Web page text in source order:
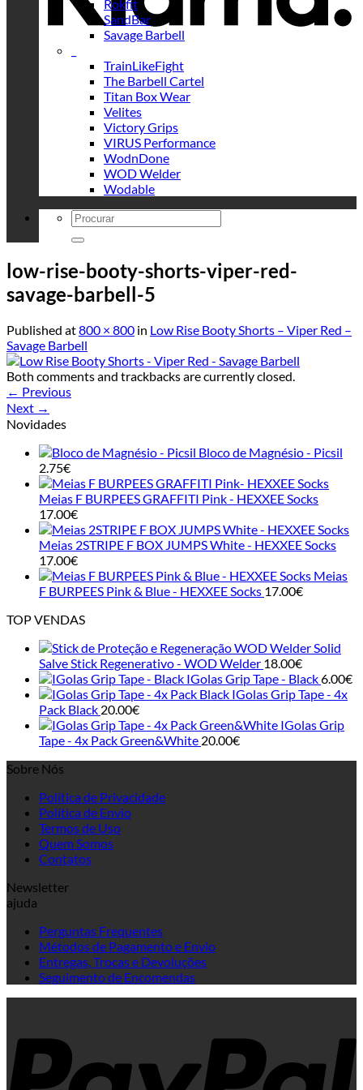
Rokfit
SandBar
Savage Barbell
TrainLikeFight
The Barbell Cartel
Titan Box Wear
Velites
Victory Grips
VIRUS Performance
WodnDone
WOD Welder
Wodable
Search
for:
low-rise-booty-shorts-viper-red-
savage-barbell-5
Published at800 × 800 in Low Rise Booty Shorts – Viper Red –
Savage Barbell
Both comments and trackbacks are currently closed.
← Previous
Next →
Novidades
Bloco de Magnésio - Picsil
2.75€
Meias F BURPEES GRAFFITI Pink - HEXXEE Socks
17.00€
Meias 2STRIPE F BOX JUMPS White - HEXXEE Socks
17.00€
Meias
F BURPEES Pink & Blue - HEXXEE Socks 17.00€
TOP VENDAS
Solid
Salve Stick Regenerativo - WOD Welder 18.00€
IGolas Grip Tape - Black6.00€
IGolas Grip Tape - 4x
Pack Black 20.00€
IGolas Grip
Tape - 4x Pack Green&White 20.00€
Sobre Nós
Política de Privacidade
Política de Envio
Termos de Uso
Quem Somos
Contatos
Newsletter
ajuda
Perguntas Frequentes
Métodos de Pagamento e Envio
Entregas, Trocas e Devoluções
Seguimento de Encomendas